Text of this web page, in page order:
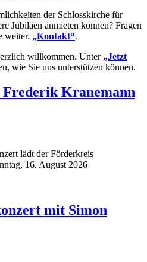
der Schlosskirche für
Jubiläen anmieten können? Fragen
weiter. „Kontakt“.
willkommen. Unter „Jetzt
wie Sie uns unterstützen können.
Frederik Kranemann
lädt der Förderkreis
16. August 2026
mit Simon